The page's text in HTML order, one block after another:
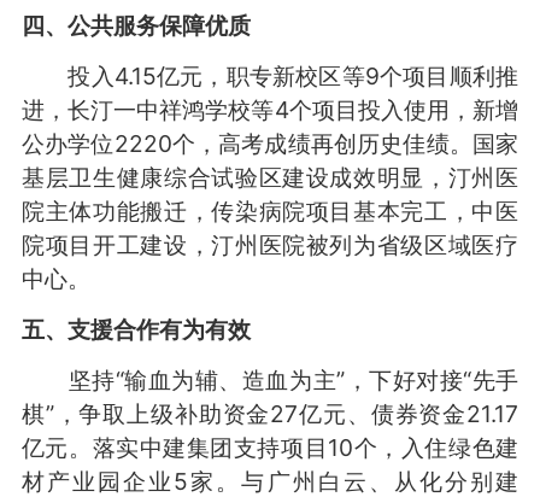
四、公共服务保障优质
投入4.15亿元，职专新校区等9个项目顺利推
进，长汀一中祥鸿学校等4个项目投入使用，新增
公办学位2220个，高考成绩再创历史佳绩。国家
基层卫生健康综合试验区建设成效明显，汀州医
院主体功能搬迁，传染病院项目基本完工，中医
院项目开工建设，汀州医院被列为省级区域医疗
中心。
五、支援合作有为有效
坚持“输血为辅、造血为主”，下好对接“先手
棋”，争取上级补助资金27亿元、债券资金21.17
亿元。落实中建集团支持项目10个，入住绿色建
材产业园企业5家。与广州白云、从化分别建